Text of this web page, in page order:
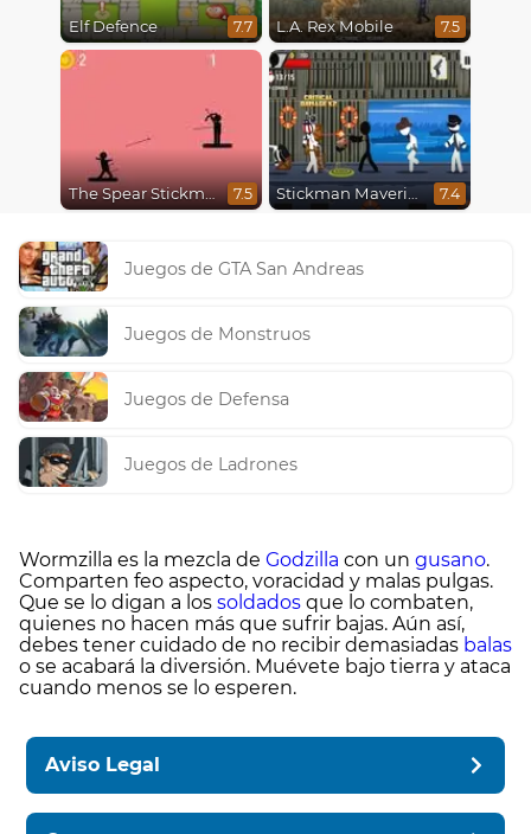
Elf Defence 7.7 L.A. Rex Mobile 7.5
The Spear Stickman 7.5 Stickman Maverick: Bad Boys Killer 7.4
Juegos de GTA San Andreas
Juegos de Monstruos
Juegos de Defensa
Juegos de Ladrones
Wormzilla es la mezcla de Godzilla con un gusano.
Comparten feo aspecto, voracidad y malas pulgas.
Que se lo digan a los soldados que lo combaten,
quienes no hacen más que sufrir bajas. Aún así,
debes tener cuidado de no recibir demasiadas balas
o se acabará la diversión. Muévete bajo tierra y ataca
cuando menos se lo esperen.
Aviso Legal